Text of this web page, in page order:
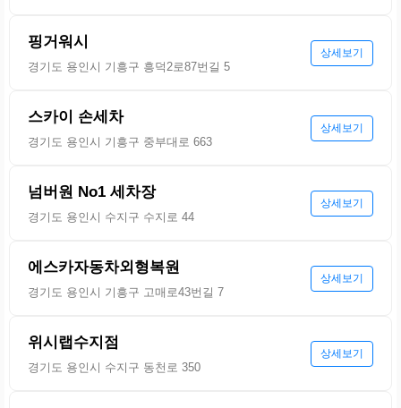
핑거워시
경기도 용인시 기흥구 흥덕2로87번길 5
상세보기
스카이 손세차
경기도 용인시 기흥구 중부대로 663
상세보기
넘버원 No1 세차장
경기도 용인시 수지구 수지로 44
상세보기
에스카자동차외형복원
경기도 용인시 기흥구 고매로43번길 7
상세보기
위시랩수지점
경기도 용인시 수지구 동천로 350
상세보기